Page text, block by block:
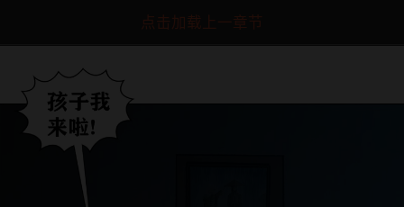
点击加载上一章节